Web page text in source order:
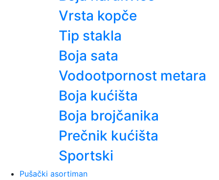
Vrsta kopče
Tip stakla
Boja sata
Vodootpornost metara
Boja kućišta
Boja brojčanika
Prečnik kućišta
Sportski
Pušački asortiman